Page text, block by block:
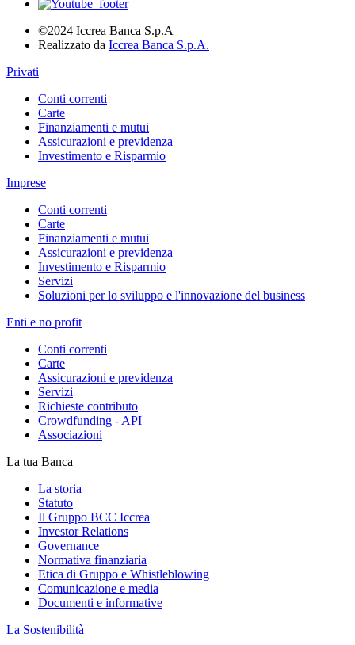
©2024 Iccrea Banca S.p.A
Realizzato da Iccrea Banca S.p.A.
Privati
Conti correnti
Carte
Finanziamenti e mutui
Assicurazioni e previdenza
Investimento e Risparmio
Imprese
Conti correnti
Carte
Finanziamenti e mutui
Assicurazioni e previdenza
Investimento e Risparmio
Servizi
Soluzioni per lo sviluppo e l'innovazione del business
Enti e no profit
Conti correnti
Carte
Assicurazioni e previdenza
Servizi
Richieste contributo
Crowdfunding - API
Associazioni
La tua Banca
La storia
Statuto
Il Gruppo BCC Iccrea
Investor Relations
Governance
Normativa finanziaria
Etica di Gruppo e Whistleblowing
Comunicazione e media
Documenti e informative
La Sostenibilità